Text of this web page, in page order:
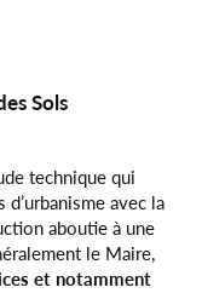
Sols
technique qui
avec la
aboutie à une
le Maire,
et notamment